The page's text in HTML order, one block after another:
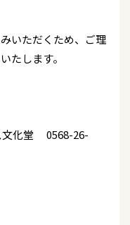
いただくため、ご理
たします。
文化堂 0568-26-